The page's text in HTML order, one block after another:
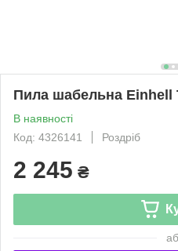
Пила шабельна Einhell
В наявності
Код: 4326141
Роздріб
2 245 ₴